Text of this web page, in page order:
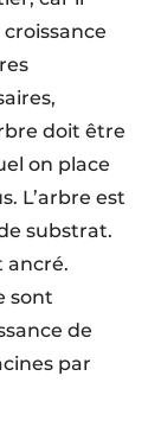
doit être
on place
L’arbre est
substrat.
ancré.
sont
de
par